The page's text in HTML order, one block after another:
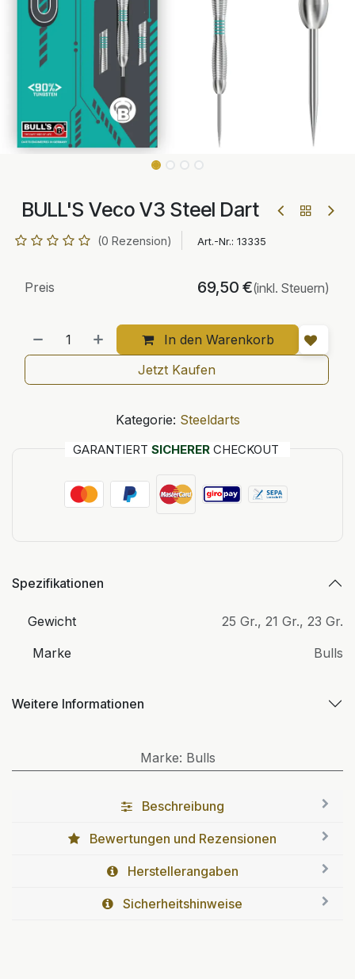
BULL'S Veco V3 Steel Dart
(0 Rezension) Art.-Nr.: 13335
In den Warenkorb
Preis 69,50 €(inkl. Steuern)
Jetzt Kaufen
Kategorie: Steeldarts
GARANTIERT SICHERER CHECKOUT
Spezifikationen
Gewicht 25 Gr., 21 Gr., 23 Gr.
Marke
Bulls
Weitere Informationen
Marke: Bulls
Beschreibung
Bewertungen und Rezensionen
Herstellerangaben
Sicherheitshinweise